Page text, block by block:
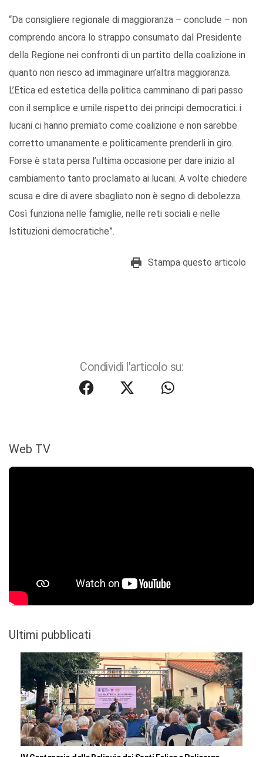
“Da consigliere regionale di maggioranza – conclude – non
comprendo ancora lo strappo consumato dal Presidente
della Regione nei confronti di un partito della coalizione in
quanto non riesco ad immaginare un’altra maggioranza.
L’Etica ed estetica della politica camminano di pari passo
con il semplice e umile rispetto dei principi democratici: i
lucani ci hanno premiato come coalizione e non sarebbe
corretto umanamente e politicamente prenderli in giro.
Forse è stata persa l’ultima occasione per dare inizio al
cambiamento tanto proclamato ai lucani. A volte chiedere
scusa e dire di avere sbagliato non è segno di debolezza.
Così funziona nelle famiglie, nelle reti sociali e nelle
Istituzioni democratiche”.
Stampa questo articolo
Condividi l'articolo su:
Web TV
Ultimi pubblicati